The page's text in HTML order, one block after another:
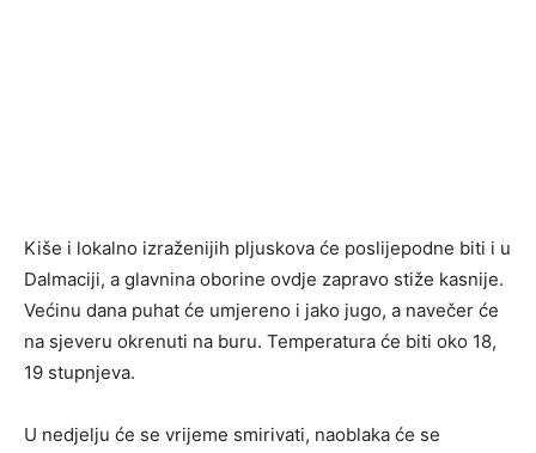
Kiše i lokalno izraženijih pljuskova će poslijepodne biti i u
Dalmaciji, a glavnina oborine ovdje zapravo stiže kasnije.
Većinu dana puhat će umjereno i jako jugo, a navečer će
na sjeveru okrenuti na buru. Temperatura će biti oko 18,
19 stupnjeva.
U nedjelju će se vrijeme smirivati, naoblaka će se